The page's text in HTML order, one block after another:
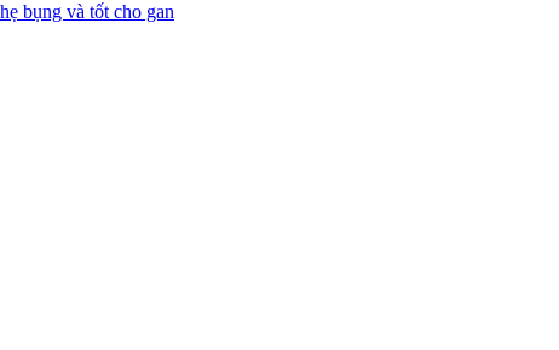
bụng và tốt cho gan